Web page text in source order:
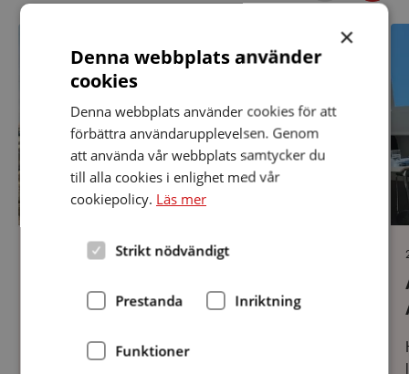
11 maj 2026
på plats.Gäst var vår ordförande Janne som
kåserade från sin tid som FN-soldat i Gaza och
vid
×
Denna webbplats använder
cookies
Denna webbplats använder cookies för att
förbättra användarupplevelsen. Genom
att använda vår webbplats samtycker du
till alla cookies i enlighet med vår
cookiepolicy. Läs mer
Strikt nödvändigt
Prestanda Inriktning
Funktioner